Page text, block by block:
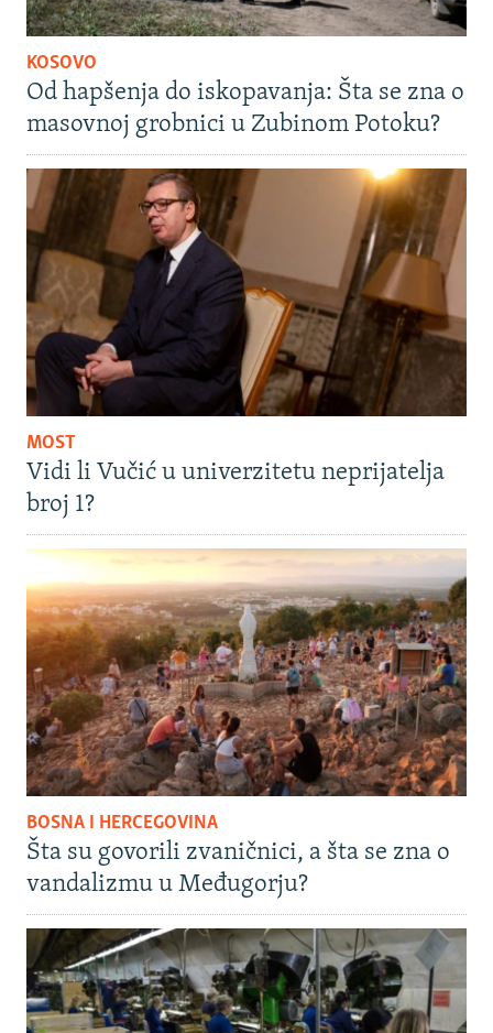
KOSOVO
Od hapšenja do iskopavanja: Šta se zna o
masovnoj grobnici u Zubinom Potoku?
MOST
Vidi li Vučić u univerzitetu neprijatelja
broj 1?
BOSNA I HERCEGOVINA
Šta su govorili zvaničnici, a šta se zna o
vandalizmu u Međugorju?